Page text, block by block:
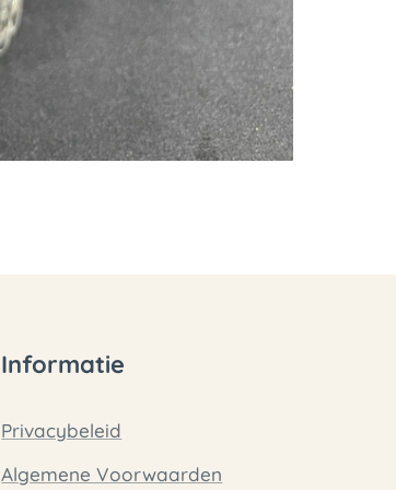
Informatie
Privacybeleid
Algemene Voorwaarden